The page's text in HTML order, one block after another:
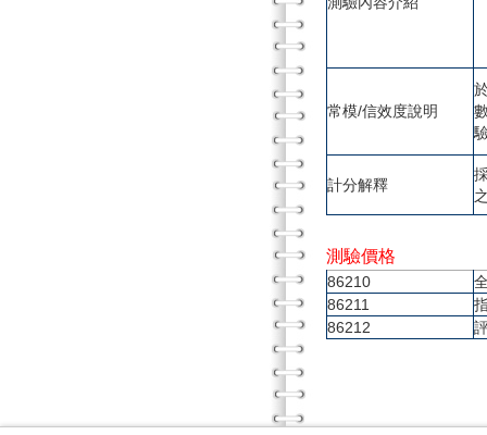
常模/信效度說明
計分解釋
測驗價格
86210
86211
86212